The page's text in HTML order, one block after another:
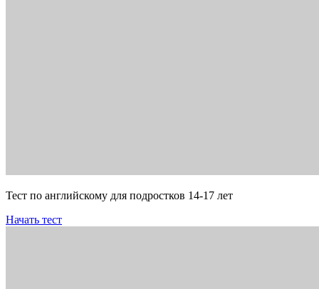
Тест по английскому для подростков 14-17 лет
Начать тест